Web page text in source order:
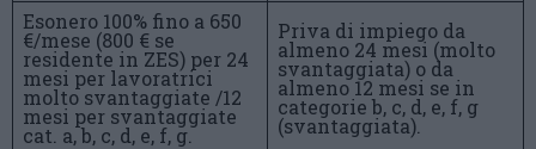
Esonero 100% fino a 650
€/mese (800 € se
residente in ZES) per 24
mesi per lavoratrici
molto svantaggiate /12
mesi per svantaggiate
cat. a, b, c, d, e, f, g.
Priva di impiego da
almeno 24 mesi (molto
svantaggiata) o da
almeno 12 mesi se in
categorie b, c, d, e, f, g
(svantaggiata).